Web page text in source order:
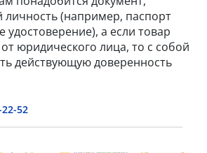
(например, паспорт
удостоверение), а если товар
юридического лица, то с собой
действующую доверенность
52
Title